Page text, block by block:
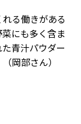
れる働きがある
にも多く含ま
青汁パウダー
岡部さん）